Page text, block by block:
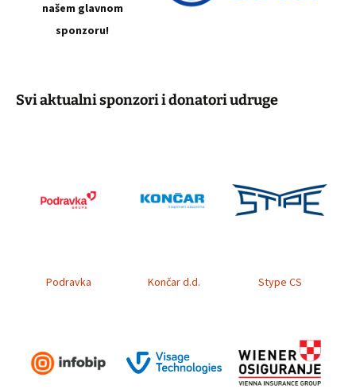
našem glavnom
sponzoru!
Svi aktualni sponzori i donatori udruge
Podravka Končar d.d. Stype CS